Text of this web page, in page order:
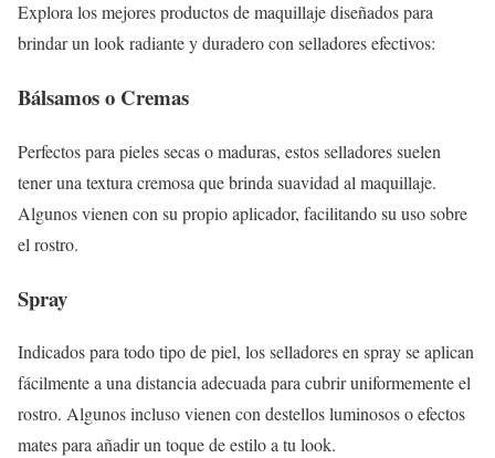
Explora los mejores productos de maquillaje diseñados para
brindar un look radiante y duradero con selladores efectivos:
Bálsamos o Cremas
Perfectos para pieles secas o maduras, estos selladores suelen
tener una textura cremosa que brinda suavidad al maquillaje.
Algunos vienen con su propio aplicador, facilitando su uso sobre
el rostro.
Spray
Indicados para todo tipo de piel, los selladores en spray se aplican
fácilmente a una distancia adecuada para cubrir uniformemente el
rostro. Algunos incluso vienen con destellos luminosos o efectos
mates para añadir un toque de estilo a tu look.